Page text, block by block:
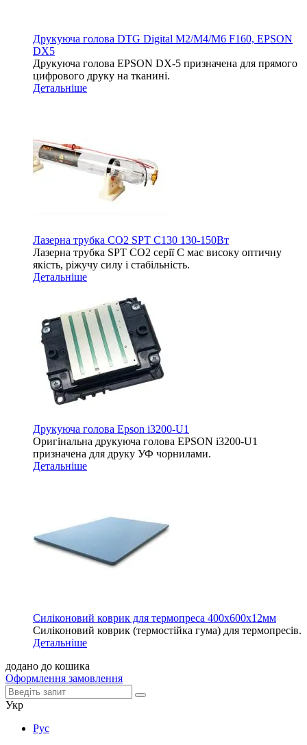
Друкуюча голова DTG Digital M2/M4/M6 F160, EPSON
DX5
Друкуюча голова EPSON DX-5 призначена для прямого
цифрового друку на тканині.
Детальніше
Лазерна трубка CO2 SPT C130 130-150Вт
Лазерна трубка SPT СО2 серії C має високу оптичну
якість, ріжучу силу і стабільність.
Детальніше
Друкуюча голова Epson i3200-U1
Оригінальна друкуюча голова EPSON i3200-U1
призначена для друку УФ чорнилами.
Детальніше
Силіконовий коврик для термопреса 400х600х12мм
Силіконовий коврик (термостійка гума) для термопресів.
Детальніше
додано до кошика
Оформлення замовлення
Укр
Рус